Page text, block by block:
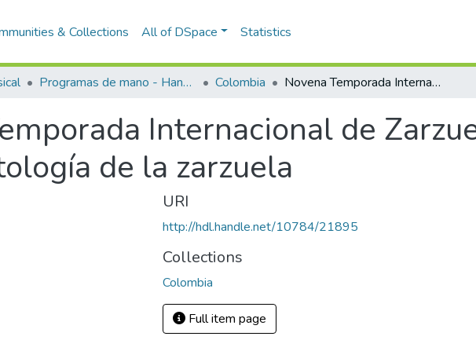
& Collections All of DSpace Statistics
Programas de mano - Hand programs Colombia Novena Temporada Internacional de Zarzuela de Medellín 2006. Antología de la zarzuela
Internacional de
de la zarzuela
URI
http://hdl.handle.net/10784/21895
Collections
Colombia
Full item page